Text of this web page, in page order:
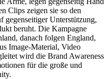
Clips zeigen sie so den
gegenseitiger Unterstützung,
beruht. Die Kampagne
danach folgen England,
Image-Material, Video
wird die Brand Awareness
für die große und